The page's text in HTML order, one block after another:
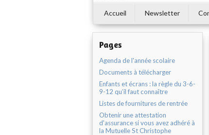
Accueil Newsletter
Pages
Agenda de l'année scolaire
Documents à télécharger
Enfants et écrans : la règle du 3-6-
9-12 qu’il faut connaître
Listes de fournitures de rentrée
Obtenir une attestation
d'assurance si vous avez adhéré à
la Mutuelle St Christophe